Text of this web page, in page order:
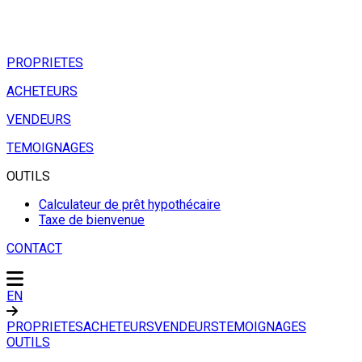
PROPRIETES
ACHETEURS
VENDEURS
TEMOIGNAGES
OUTILS
Calculateur de prêt hypothécaire
Taxe de bienvenue
CONTACT
EN
PROPRIETESACHETEURSVENDEURSTEMOIGNAGES
OUTILS